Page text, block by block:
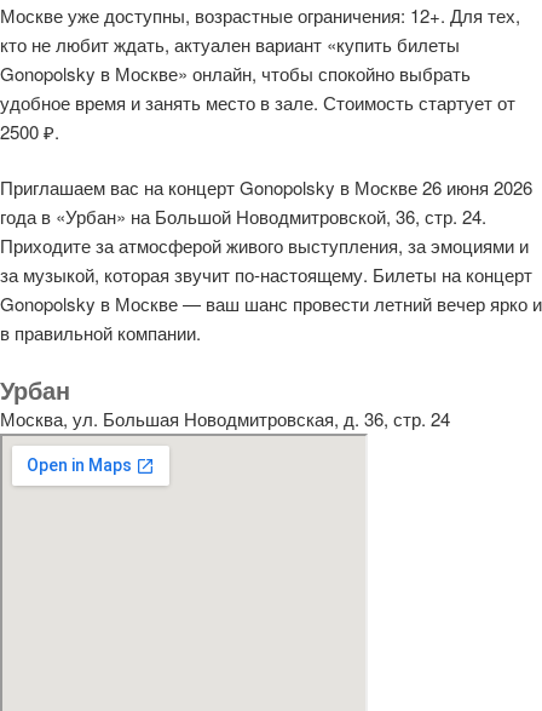
Москве уже доступны, возрастные ограничения: 12+. Для тех,
кто не любит ждать, актуален вариант «купить билеты
Gonopolsky в Москве» онлайн, чтобы спокойно выбрать
удобное время и занять место в зале. Стоимость стартует от
2500 ₽.
Приглашаем вас на концерт Gonopolsky в Москве 26 июня 2026
года в «Урбан» на Большой Новодмитровской, 36, стр. 24.
Приходите за атмосферой живого выступления, за эмоциями и
за музыкой, которая звучит по-настоящему. Билеты на концерт
Gonopolsky в Москве — ваш шанс провести летний вечер ярко и
в правильной компании.
Урбан
Москва, ул. Большая Новодмитровская, д. 36, стр. 24